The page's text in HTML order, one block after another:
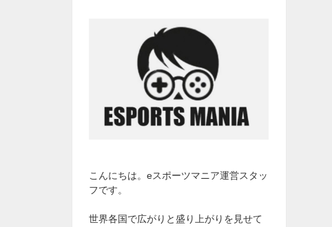
こんにちは。eスポーツマニア運営スタッ
フです。
世界各国で広がりと盛り上がりを見せて